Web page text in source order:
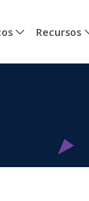
Recursos